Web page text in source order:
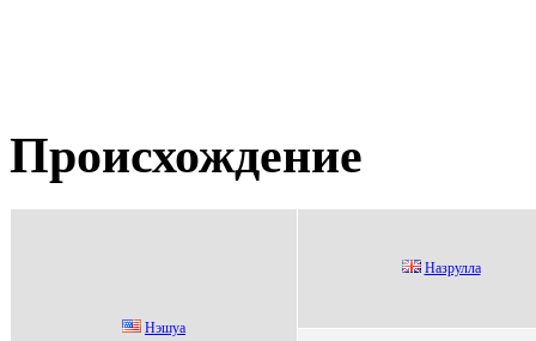
Происхождение
Hэшуa
Hазрулла